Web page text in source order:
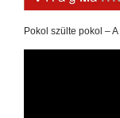
Pokol szülte pokol –